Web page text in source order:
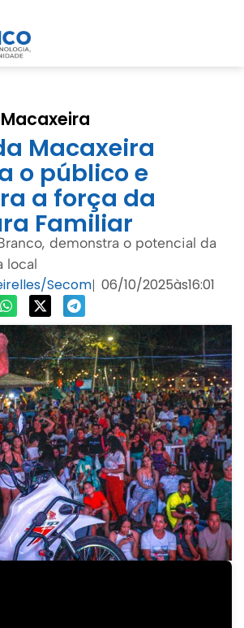
Macaxeira
o público e
a força da
Familiar
demonstra o potencial da
local
Secom| 06/10/2025às16:01